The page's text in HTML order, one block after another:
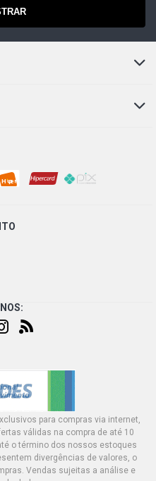
para compras via internet,
válidas na compra de até 10
o término dos nossos estoques
divergências de valores, o
Vendas sujeitas a análise e